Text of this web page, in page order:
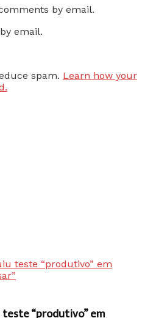
by email.
email.
spam. Learn how your
teste “produtivo” em